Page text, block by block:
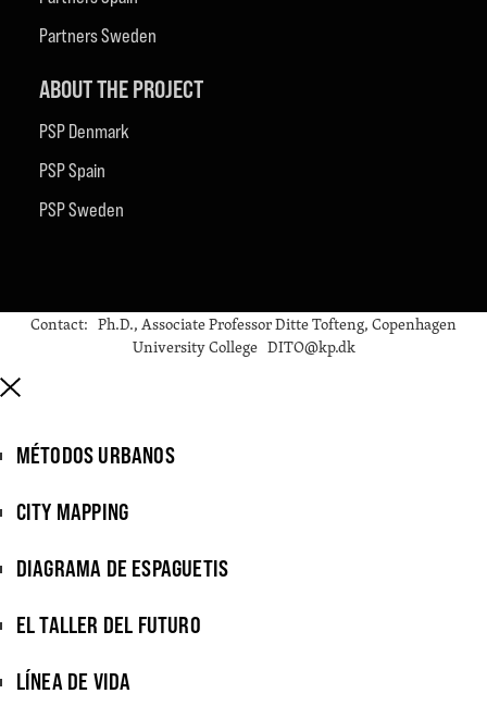
Partners Sweden
ABOUT THE PROJECT
PSP Denmark
PSP Spain
PSP Sweden
Contact: Ph.D., Associate Professor Ditte Tofteng, Copenhagen
University College DITO@kp.dk
MÉTODOS URBANOS
CITY MAPPING
DIAGRAMA DE ESPAGUETIS
EL TALLER DEL FUTURO
LÍNEA DE VIDA